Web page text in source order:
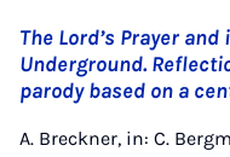
The Lord’s Prayer
Underground.
parody based on a
A. Breckner, in: C.